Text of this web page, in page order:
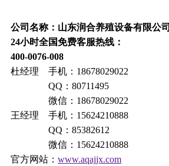
公司名称：山东润合养殖设备有限公司
24小时全国免费客服热线：
400-0076-008
杜经理 手机：18678029022
QQ：80711495
微信：18678029022
王经理 手机：15624210888
QQ：85382612
微信：15624210888
官方网站： www.aqajjx.com